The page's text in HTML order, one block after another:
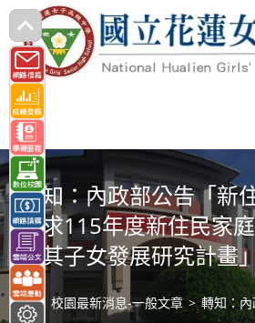
跳
轉
至
主
要
內
容 轉知：內政部公告「新
徵求115年度新住民家
及其子女發展研究計畫
> 校園最新消息-一般文章 > 轉知：